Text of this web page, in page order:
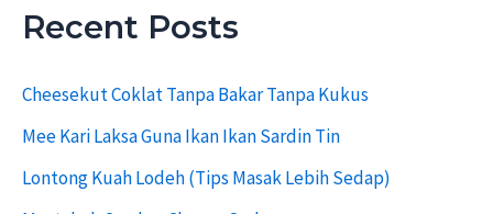
r
o
:
Recent Posts
Cheesekut Coklat Tanpa Bakar Tanpa Kukus
Mee Kari Laksa Guna Ikan Ikan Sardin Tin
Lontong Kuah Lodeh (Tips Masak Lebih Sedap)